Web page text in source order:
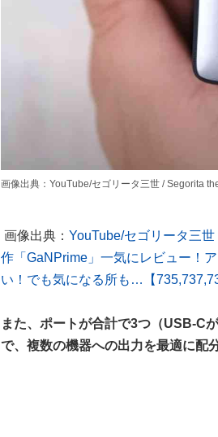
画像出典：YouTube/セゴリータ三世 / Segorita
画像出典： YouTube/セゴリータ三
作「GaNPrime」一気にレビュー！
い！でも気になる所も…【
また、ポートが合計で3つ（USB-C
で、複数の機器への出力を最適に配